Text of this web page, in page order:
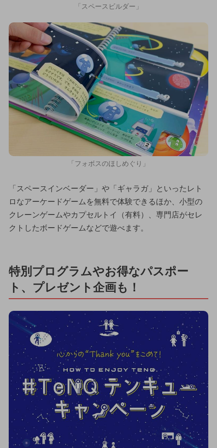
「スペースビルダー」
「フォボスのほしめぐり」
「スペースインベーダー」や「ギャラガ」といったレト
ロなアーケードゲームを無料で体験できるほか、小型の
クレーンゲームやカプセルトイ（有料）、専門店がセレ
クトしたボードゲームなどで遊べます。
特別プログラムやお得なパスポー
ト、プレゼント企画も！